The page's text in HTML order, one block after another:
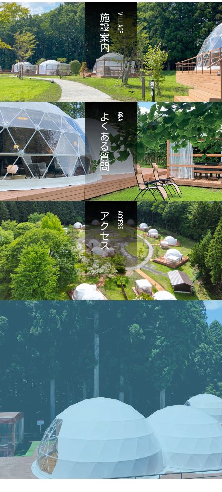
VILLAGE
施設案内
Q&A
よくある質問
ACCESS
アクセス